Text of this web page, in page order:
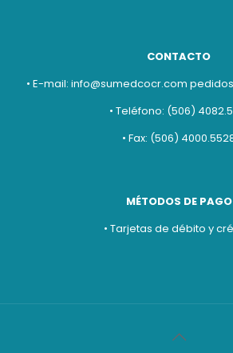
CONTACTO
• E-mail: info@sumedcocr.com
• Teléfono: (506)
• Fax: (506)
MÉTODOS DE PAGO
• Tarjetas de débito y